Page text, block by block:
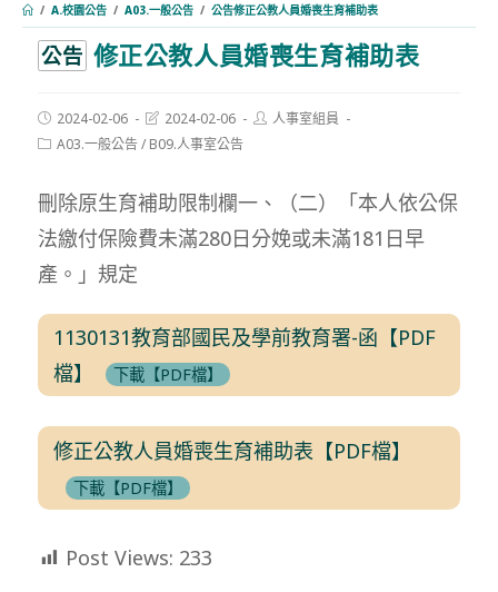
/ A.校園公告 / A03.一般公告 / 公告修正公教人員婚喪生育補助表
公告 修正公教人員婚喪生育補助表
Post
published:
2024-02-06
Post
modified:
2024-02-06
Post人事室組員
PostA03.一般公告/ B09.人事室公告
刪除原生育補助限制欄一、（二）「本人依公保
法繳付保險費未滿280日分娩或未滿181日早
產。」規定
1130131教育部國民及學前教育署-函【PDF
檔】
下載【PDF檔】
修正公教人員婚喪生育補助表【PDF檔】
下載【PDF檔】
Post Views: 233